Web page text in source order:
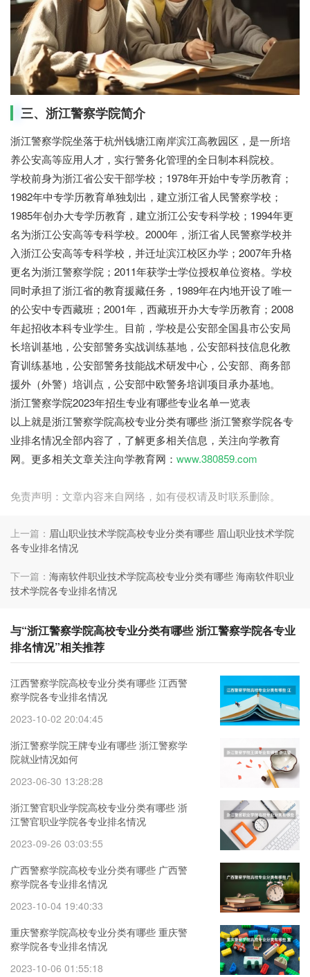
三、浙江警察学院简介
浙江警察学院坐落于杭州钱塘江南岸滨江高教园区，是一所培
养公安高等应用人才，实行警务化管理的全日制本科院校。
学校前身为浙江省公安干部学校；1978年开始中专学历教育；
1982年中专学历教育单独划出，建立浙江省人民警察学校；
1985年创办大专学历教育，建立浙江公安专科学校；1994年更
名为浙江公安高等专科学校。2000年，浙江省人民警察学校并
入浙江公安高等专科学校，并迁址滨江校区办学；2007年升格
更名为浙江警察学院；2011年获学士学位授权单位资格。学校
同时承担了浙江省的教育援藏任务，1989年在内地开设了唯一
的公安中专西藏班；2001年，西藏班开办大专学历教育；2008
年起招收本科专业学生。目前，学校是公安部全国县市公安局
长培训基地，公安部警务实战训练基地，公安部科技信息化教
育训练基地，公安部警务技能战术研发中心，公安部、商务部
援外（外警）培训点，公安部中欧警务培训项目承办基地。
浙江警察学院2023年招生专业有哪些专业名单一览表
以上就是浙江警察学院高校专业分类有哪些 浙江警察学院各专
业排名情况全部内容了，了解更多相关信息，关注向学教育
网。更多相关文章关注向学教育网： www.380859.com
免责声明：文章内容来自网络，如有侵权请及时联系删除。
上一篇： 眉山职业技术学院高校专业分类有哪些 眉山职业技术学院
各专业排名情况
下一篇： 海南软件职业技术学院高校专业分类有哪些 海南软件职业
技术学院各专业排名情况
与“浙江警察学院高校专业分类有哪些 浙江警察学院各专业
排名情况”相关推荐
江西警察学院高校专业分类有哪些 江西警
察学院各专业排名情况
2023-10-02 20:04:45
浙江警察学院王牌专业有哪些 浙江警察学
院就业情况如何
2023-06-30 13:28:28
浙江警官职业学院高校专业分类有哪些 浙
江警官职业学院各专业排名情况
2023-09-26 03:03:55
广西警察学院高校专业分类有哪些 广西警
察学院各专业排名情况
2023-10-04 19:40:33
重庆警察学院高校专业分类有哪些 重庆警
察学院各专业排名情况
2023-10-06 01:55:18